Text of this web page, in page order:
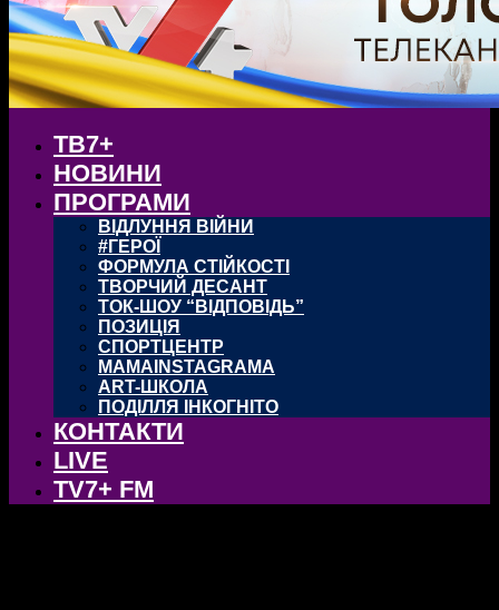
ТВ7+
НОВИНИ
ПРОГРАМИ
ВІДЛУННЯ ВІЙНИ
#ГЕРОЇ
ФОРМУЛА СТІЙКОСТІ
ТВОРЧИЙ ДЕСАНТ
ТОК-ШОУ “ВІДПОВІДЬ”
ПОЗИЦІЯ
СПОРТЦЕНТР
MAMAINSTAGRAMA
ART-ШКОЛА
ПОДІЛЛЯ ІНКОГНІТО
КОНТАКТИ
LIVE
TV7+ FM